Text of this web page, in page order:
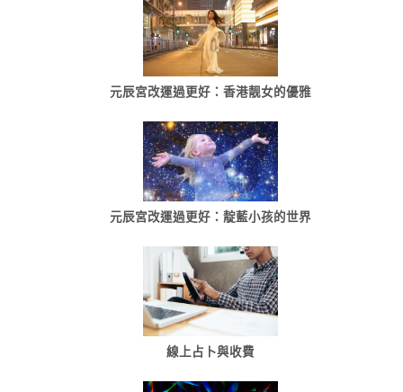
元辰宮改運過更好：香港靓女的優雅
元辰宮改運過更好：靛藍小孩的世界
線上占卜與收費